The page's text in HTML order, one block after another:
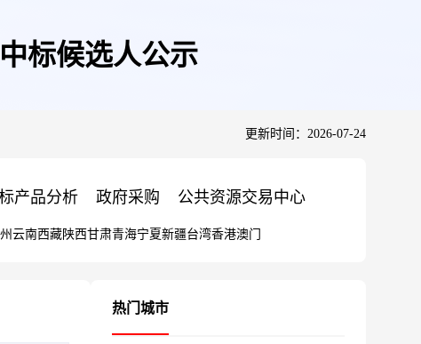
标候选人公示
更新时间：2026-07-24
产品分析 政府采购 公共资源交易中心
云南西藏陕西甘肃青海宁夏新疆台湾香港澳门
热门城市